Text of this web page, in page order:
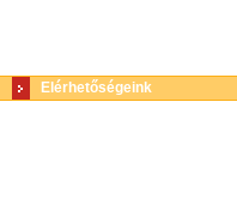
Elérhetőségeink